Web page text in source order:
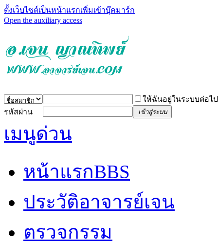
ตั้งเว็บไซต์เป็นหน้าแรกเพิ่มเข้าบุ๊คมาร์ก
Open the auxiliary access
ให้ฉันอยู่ในระบบต่อไป
รหัสผ่าน
เข้าสู่ระบบ
เมนูด่วน
หน้าแรกBBS
ประวัติอาจารย์เจน
ตรวจกรรม